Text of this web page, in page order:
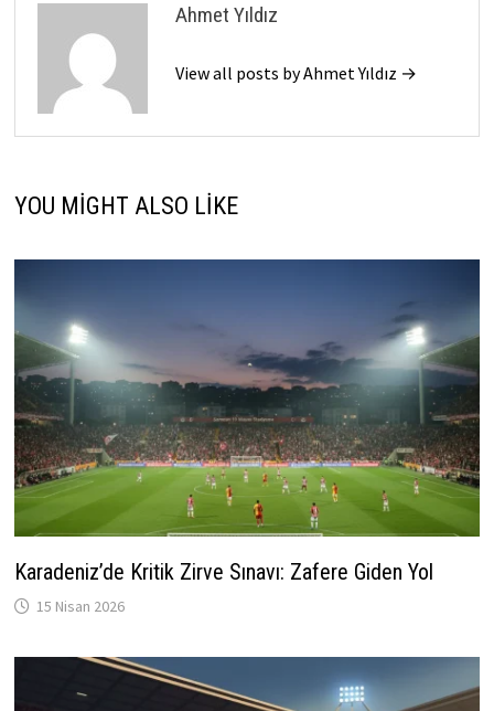
Ahmet Yıldız
View all posts by Ahmet Yıldız →
YOU MIGHT ALSO LIKE
Karadeniz’de Kritik Zirve Sınavı: Zafere Giden Yol
15 Nisan 2026